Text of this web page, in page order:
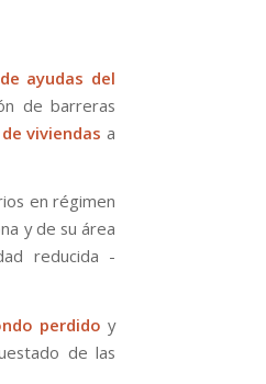
ayudas del
de barreras
viviendas a
en régimen
y de su área
reducida -
perdido y
de las